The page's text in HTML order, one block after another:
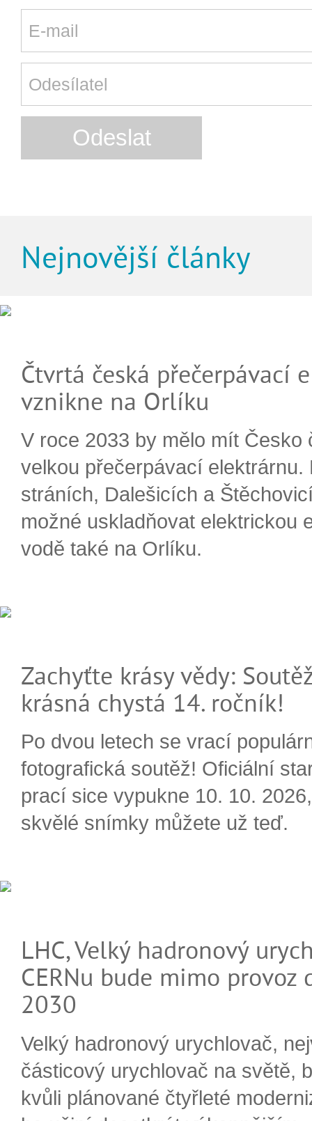
Nejnovější články
Čtvrtá česká přečerpávací
vznikne na Orlíku
V roce 2033 by mělo mít Česko
velkou přečerpávací elektrárnu.
stráních, Dalešicích a
možné uskladňovat elektrickou
vodě také na Orlíku.
Zachyťte krásy vědy:
krásná chystá 14. ročník!
Po dvou letech se vrací
fotografická soutěž! Oficiální
prací sice vypukne 10. 10.
skvělé snímky můžete už teď.
LHC, Velký hadronový
CERNu bude mimo provoz
2030
Velký hadronový urychlovač,
částicový urychlovač na světě,
kvůli plánované čtyřleté